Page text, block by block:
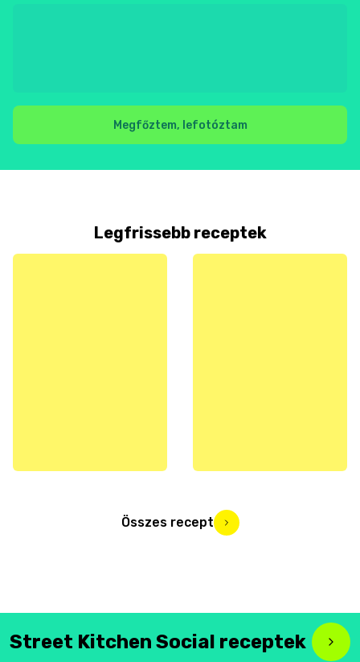
Megfőztem, lefotóztam
Legfrissebb receptek
Összes recept
Street Kitchen Social receptek